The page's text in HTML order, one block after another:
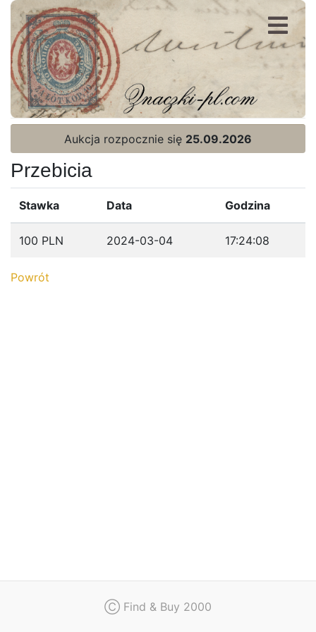
Rejestracja
Logowanie
Strona Główna
Ostatnie wyniki
Aukcja rozpocznie się 25.09.2026
Przebicia
Stawka Data Godzina
100 PLN 2024-03-04 17:24:08
Powrót
Ⓒ Find & Buy 2000